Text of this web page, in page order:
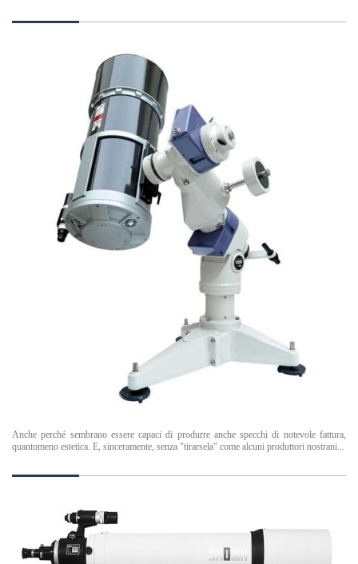
Anche perché sembrano essere capaci di produrre anche specchi di notevole fattura,
quantomeno estetica. E, sinceramente, senza "tirarsela" come alcuni produttori nostrani...